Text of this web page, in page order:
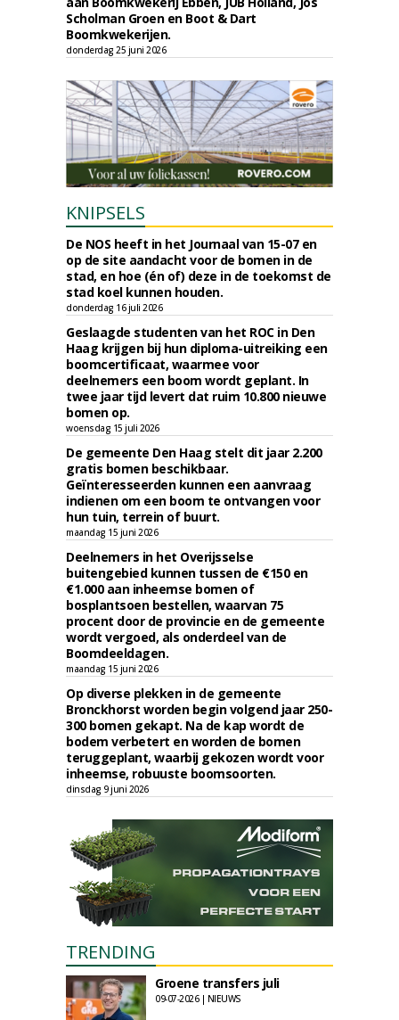
Scholman Groen en Boot & Dart
Boomkwekerijen.
donderdag 25 juni 2026
KNIPSELS
De NOS heeft in het Journaal van 15-07 en
op de site aandacht voor de bomen in de
stad, en hoe (én of) deze in de toekomst de
stad koel kunnen houden.
donderdag 16 juli 2026
Geslaagde studenten van het ROC in Den
Haag krijgen bij hun diploma-uitreiking een
boomcertificaat, waarmee voor
deelnemers een boom wordt geplant. In
twee jaar tijd levert dat ruim 10.800 nieuwe
bomen op.
woensdag 15 juli 2026
De gemeente Den Haag stelt dit jaar 2.200
gratis bomen beschikbaar.
Geïnteresseerden kunnen een aanvraag
indienen om een boom te ontvangen voor
hun tuin, terrein of buurt.
maandag 15 juni 2026
Deelnemers in het Overijsselse
buitengebied kunnen tussen de €150 en
€1.000 aan inheemse bomen of
bosplantsoen bestellen, waarvan 75
procent door de provincie en de gemeente
wordt vergoed, als onderdeel van de
Boomdeeldagen.
maandag 15 juni 2026
Op diverse plekken in de gemeente
Bronckhorst worden begin volgend jaar 250-
300 bomen gekapt. Na de kap wordt de
bodem verbetert en worden de bomen
teruggeplant, waarbij gekozen wordt voor
inheemse, robuuste boomsoorten.
dinsdag 9 juni 2026
TRENDING
Groene transfers juli
09-07-2026 | NIEUWS